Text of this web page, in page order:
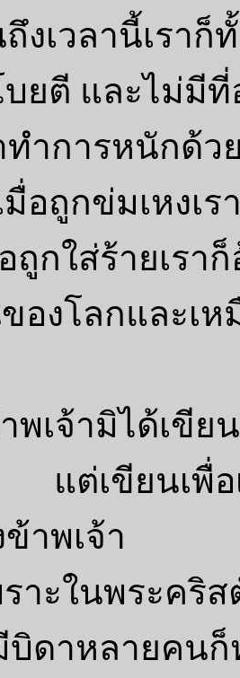
งเวลานี้เราก็
ยตี และไม่มี
ทำการหนักด้ว
มื่อถูกข่มเหงเร
ถูกใส่ร้ายเรา
องโลกและเ
เจ้ามิได้เขีย
ต่เขียนเพื่อ
าพเจ้า
าะในพระคริ
บิดาหลายคน